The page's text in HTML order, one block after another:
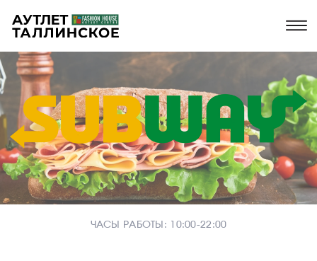
ЧАСЫ РАБОТЫ: 10:00-22:00